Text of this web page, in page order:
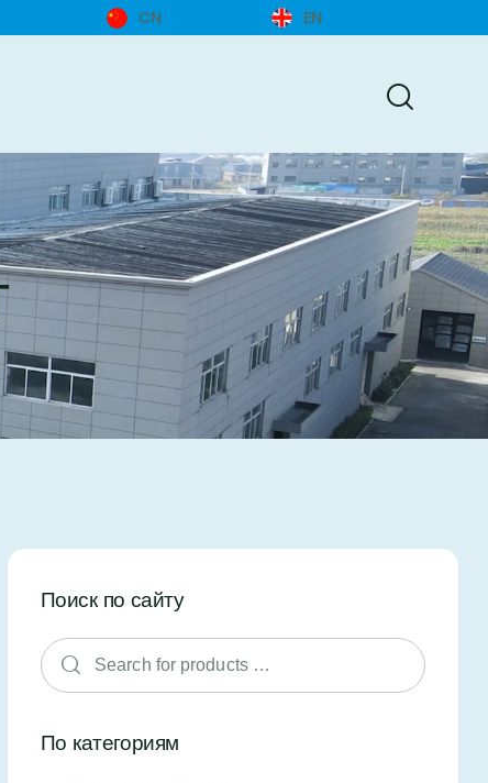
CN EN
Поиск по сайту
По категориям